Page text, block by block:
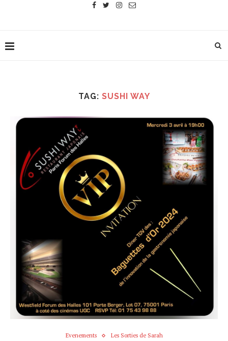
TAG: SUSHI WAY
Evenements Les Sorties de Sarah